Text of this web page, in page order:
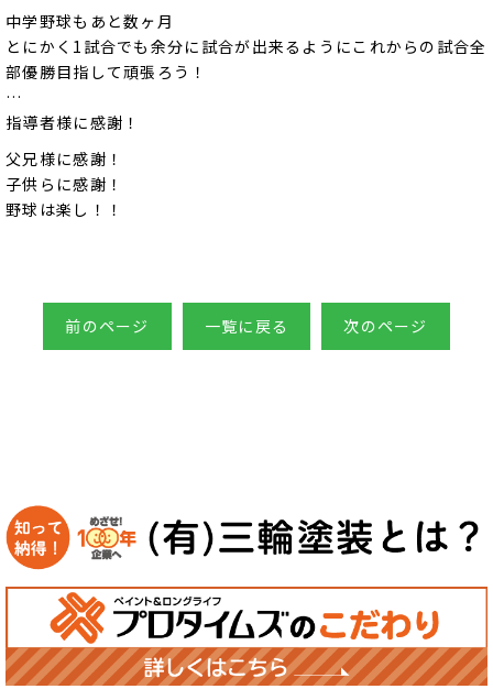
中学野球もあと数ヶ月
とにかく1試合でも余分に試合が出来るようにこれからの試合全
部優勝目指して頑張ろう！
…
指導者様に感謝！
父兄様に感謝！
子供らに感謝！
野球は楽し！！
前のページ 一覧に戻る 次のページ